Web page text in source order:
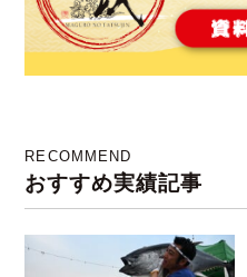
RECOMMEND
おすすめ実績記事